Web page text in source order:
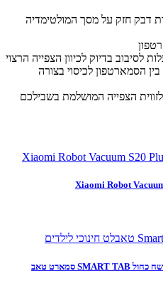
חזק על מסך המולטימדיה
לכיסוי בצורה
הצפייה המושלמת בשבילכם